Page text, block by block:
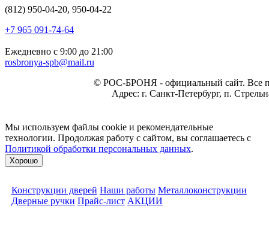
(812) 950-04-20, 950-04-22
+7 965 091-74-64
Ежедневно с 9:00 до 21:00
rosbronya-spb@mail.ru
© РОС-БРОНЯ- официальный сайт. Все
Адрес: г. Санкт-Петербург, п.
Мы используем файлы cookie и рекомендательные
технологии. Продолжая работу с сайтом, вы соглашаетесь с
Политикой обработки персональных данных.
Хорошо
Конструкции дверей Наши работы Металлоконструкции
Дверные ручки Прайс-лист АКЦИИ